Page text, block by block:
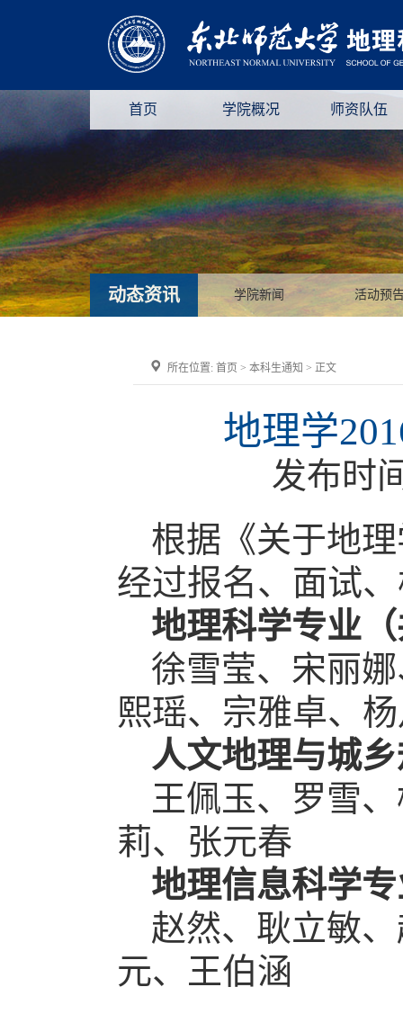
首页 学院概况 师资队伍
动态资讯 学院新闻 活动预
所在位置: 首页 > 本科生通知 > 正文
地理学
发布时
根据《关于地
经过报名、面试
地理科学专业
徐雪莹、宋丽
熙瑶、宗雅卓、
人文地理与城
王佩玉、罗雪
莉、张元春
地理信息科学
赵然、耿立敏
元、王伯涵